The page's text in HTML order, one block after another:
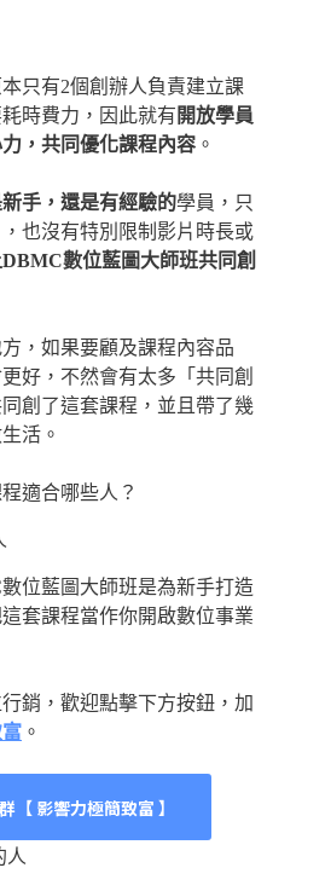
只有2個創辦人負責建立課
時費力，因此就有 開放學員
，共同優化課程內容 。
手，還是有經驗的學員，只
也沒有特別限制影片時長或
數位藍圖大師班共同創
，如果要顧及課程內容品
好，不然會有太多「共同創
創了這套課程，並且帶了幾
活。
適合哪些人？
位藍圖大師班是為新手打造
套課程當作你開啟數位事業
銷，歡迎點擊下方按鈕，加
。
【 影響力極簡致富 】
人